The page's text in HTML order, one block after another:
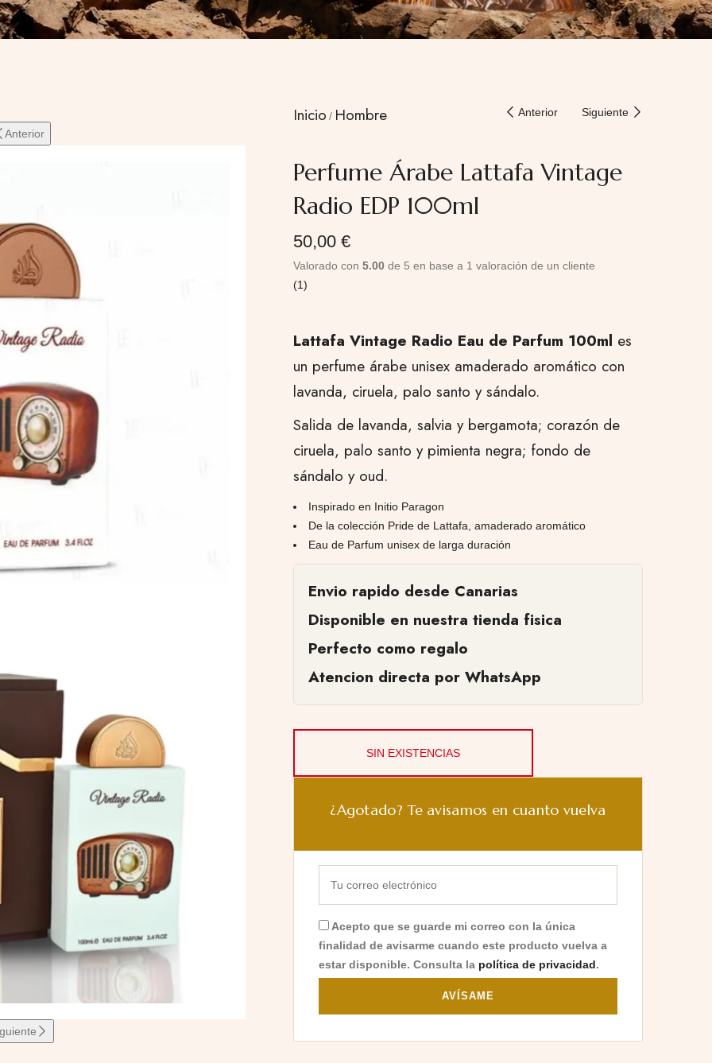
Anterior
Inicio Hombre Anterior Siguiente
Perfume Árabe Lattafa Vintage
Radio EDP 100ml
50,00 €
Valorado con 5.00de 5 en base a 1 valoración de un cliente
(1)
Lattafa Vintage Radio Eau de Parfum 100ml es
un perfume árabe unisex amaderado aromático con
lavanda, ciruela, palo santo y sándalo.
Salida de lavanda, salvia y bergamota; corazón de
ciruela, palo santo y pimienta negra; fondo de
sándalo y oud.
Inspirado en Initio Paragon
De la colección Pride de Lattafa, amaderado aromático
Eau de Parfum unisex de larga duración
Envio rapido desde Canarias
Disponible en nuestra tienda fisica
Perfecto como regalo
Atencion directa por WhatsApp
SIN EXISTENCIAS
¿Agotado? Te avisamos en cuanto vuelva
Acepto que se guarde mi correo con la única
finalidad de avisarme cuando este producto vuelva a
estar disponible. Consulta la política de privacidad.
AVÍSAME